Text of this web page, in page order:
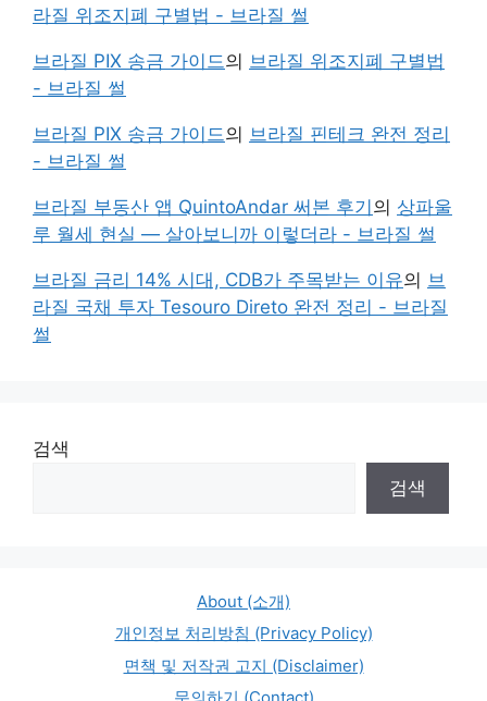
라질 위조지폐 구별법 - 브라질 썰
브라질 PIX 송금 가이드의 브라질 위조지폐 구별법
- 브라질 썰
브라질 PIX 송금 가이드의 브라질 핀테크 완전 정리
- 브라질 썰
브라질 부동산 앱 QuintoAndar 써본 후기의 상파울
루 월세 현실 — 살아보니까 이렇더라 - 브라질 썰
브라질 금리 14% 시대, CDB가 주목받는 이유의 브
라질 국채 투자 Tesouro Direto 완전 정리 - 브라질
썰
검색
검색
About (소개)
개인정보 처리방침 (Privacy Policy)
면책 및 저작권 고지 (Disclaimer)